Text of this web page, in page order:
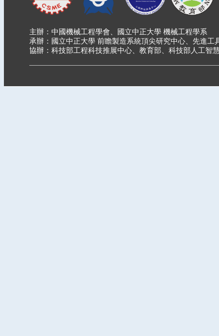
主辦：中國機械工程學會、國立中正大學 機械工程學系
承辦：國立中正大學 前瞻製造系統頂尖研究中心、先進
協辦：科技部工程科技推展中心、教育部、科技部人工智